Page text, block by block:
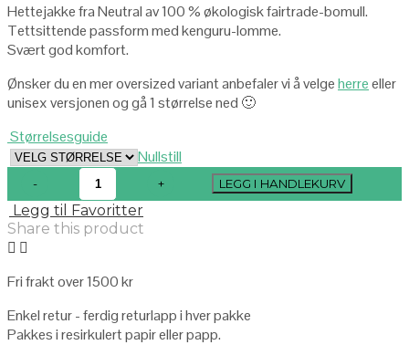
Hettejakke fra Neutral av 100 % økologisk fairtrade-bomull.
Tettsittende passform med kenguru-lomme.
Svært god komfort.
Ønsker du en mer oversized variant anbefaler vi å velgeherreeller
unisex versjonen og gå 1 størrelse ned 🙂
Størrelsesguide
Nullstill
LEGG I HANDLEKURV
Legg til Favoritter
Share this product
Fri frakt over 1500 kr
Enkel retur - ferdig returlapp i hver pakke
Pakkes i resirkulert papir eller papp.